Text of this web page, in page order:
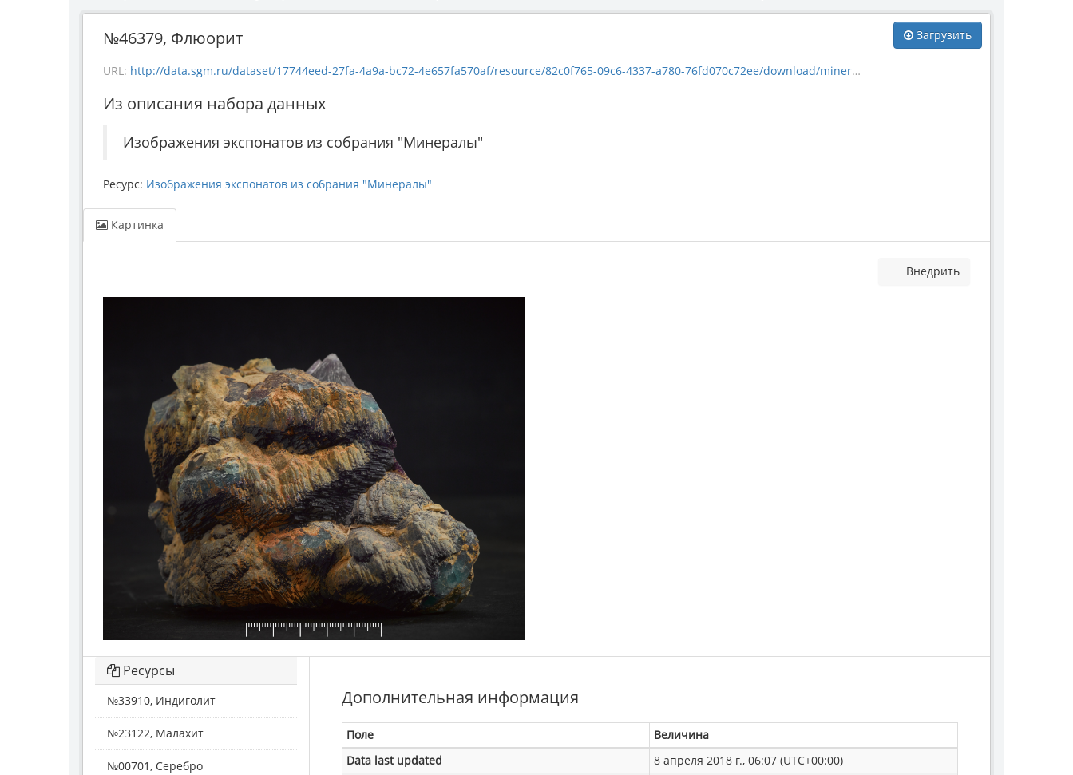
Загрузить
№46379, Флюорит
URL: http://data.sgm.ru/dataset/17744eed-27fa-4a9a-bc72-4e657fa570af/resource/82c0f765-09c6-4337-a780-76fd070c72ee/download/mineral_46379.jpg
Из описания набора данных
Изображения экспонатов из собрания "Минералы"
Ресурс: Изображения экспонатов из собрания "Минералы"
Картинка
Внедрить
Дополнительная информация
Поле
Величина
Data last updated
8 апреля 2018 г., 06:07 (UTC+00:00)
Ресурсы
№33910, Индиголит
№23122, Малахит
№00701, Серебро